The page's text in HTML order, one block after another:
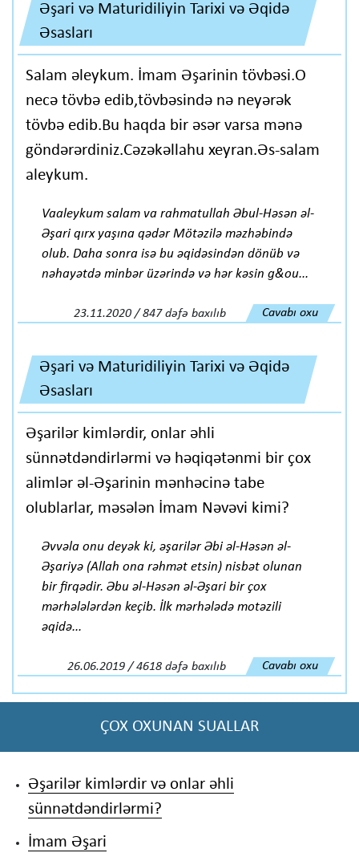
Əşari və Maturidiliyin Tarixi və Əqidə
Əsasları
Salam əleykum. İmam Əşarinin tövbəsi.O
necə tövbə edib,tövbəsində nə neyərək
tövbə edib.Bu haqda bir əsər varsa mənə
göndərərdiniz.Cəzəkəllahu xeyran.Əs-salam
aleykum.
Vaaleykum salam va rahmatullah Əbul-Həsən əl-
Əşari qırx yaşına qədər Mötəzilə məzhəbində
olub. Daha sonra isə bu əqidəsindən dönüb və
nəhayətdə minbər üzərində və hər kəsin g&ou...
23.11.2020 / 847 dəfə baxılıb Cavabı oxu
Əşari və Maturidiliyin Tarixi və Əqidə
Əsasları
Əşarilər kimlərdir, onlar əhli
sünnətdəndirlərmi və həqiqətənmi bir çox
alimlər əl-Əşarinin mənhəcinə tabe
olublarlar, məsələn İmam Nəvəvi kimi?
Əvvəla onu deyək ki, əşarilər Əbi əl-Həsən əl-
Əşariyə (Allah ona rəhmət etsin) nisbət olunan
bir firqədir. Əbu əl-Həsən əl-Əşari bir çox
mərhələlərdən keçib. İlk mərhələdə motəzili
əqidə...
26.06.2019 / 4618 dəfə baxılıb Cavabı oxu
ÇOX OXUNAN SUALLAR
Əşarilər kimlərdir və onlar əhli
sünnətdəndirlərmi?
İmam Əşari